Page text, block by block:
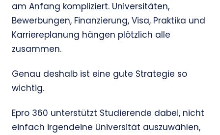
am Anfang kompliziert. Universitäten,
Bewerbungen, Finanzierung, Visa, Praktika und
Karriereplanung hängen plötzlich alle
zusammen.
Genau deshalb ist eine gute Strategie so
wichtig.
Epro 360 unterstützt Studierende dabei, nicht
einfach irgendeine Universität auszuwählen,